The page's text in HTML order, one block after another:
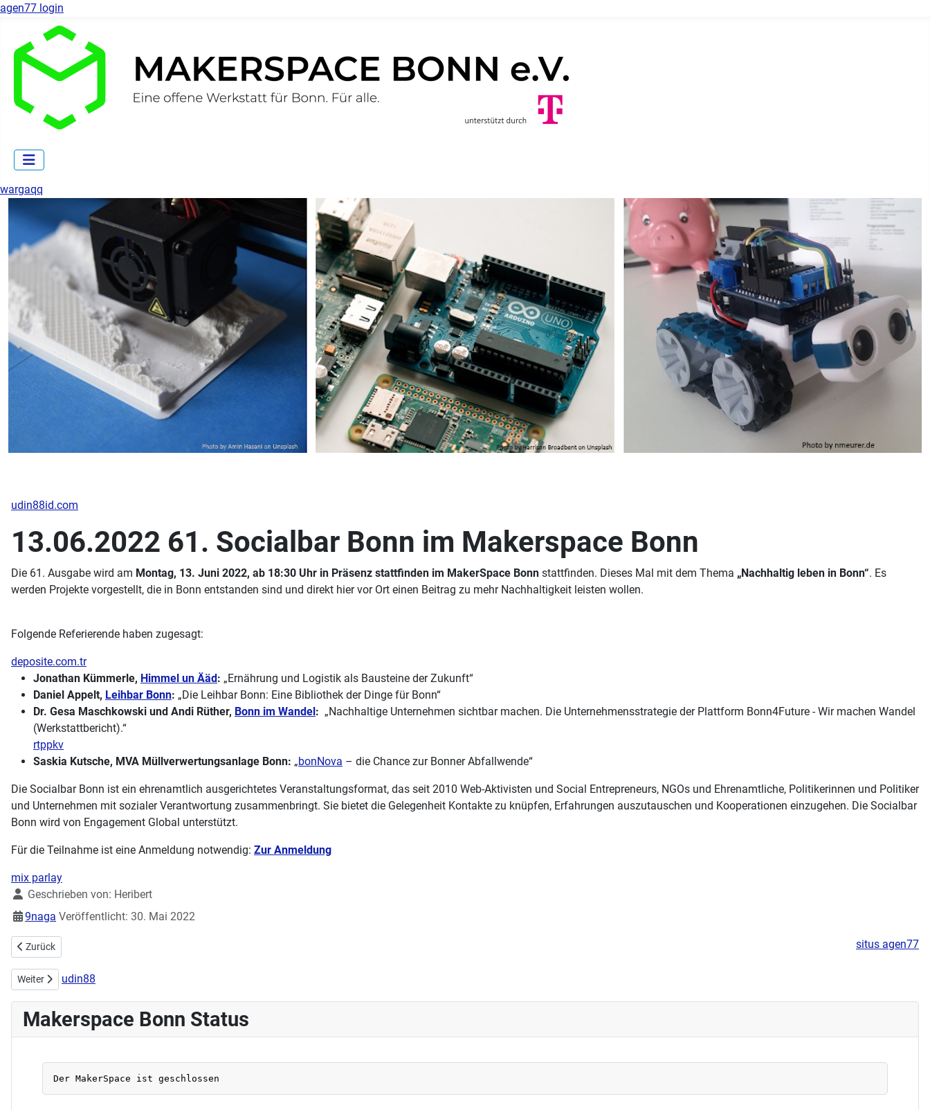
agen77 login
wargaqq
udin88id.com
13.06.2022 61. Socialbar Bonn im Makerspace Bonn
Die 61. Ausgabe wird am Montag, 13. Juni 2022, ab 18:30 Uhr in Präsenz stattfinden im MakerSpace Bonn stattfinden. Dieses Mal mit dem Thema „Nachhaltig leben in Bonn“. Es
werden Projekte vorgestellt, die in Bonn entstanden sind und direkt hier vor Ort einen Beitrag zu mehr Nachhaltigkeit leisten wollen.
Folgende Referierende haben zugesagt:
deposite.com.tr
Jonathan Kümmerle, Himmel un Ääd: „Ernährung und Logistik als Bausteine der Zukunft“
Daniel Appelt, Leihbar Bonn: „Die Leihbar Bonn: Eine Bibliothek der Dinge für Bonn“
Dr. Gesa Maschkowski und Andi Rüther, Bonn im Wandel: „Nachhaltige Unternehmen sichtbar machen. Die Unternehmensstrategie der Plattform Bonn4Future - Wir machen Wandel
(Werkstattbericht).“
rtppkv
Saskia Kutsche, MVA Müllverwertungsanlage Bonn: „bonNova – die Chance zur Bonner Abfallwende“
Die Socialbar Bonn ist ein ehrenamtlich ausgerichtetes Veranstaltungsformat, das seit 2010 Web-Aktivisten und Social Entrepreneurs, NGOs und Ehrenamtliche, Politikerinnen und Politiker
und Unternehmen mit sozialer Verantwortung zusammenbringt. Sie bietet die Gelegenheit Kontakte zu knüpfen, Erfahrungen auszutauschen und Kooperationen einzugehen. Die Socialbar
Bonn wird von Engagement Global unterstützt.
Für die Teilnahme ist eine Anmeldung notwendig: Zur Anmeldung
mix parlay
DetailsGeschrieben von: Heribert
9naga Veröffentlicht: 30. Mai 2022
Vorheriger Beitrag: Handarbeitstreff im Juni am 12.06
Zurück situs agen77
Nächster Beitrag: Handarbeitstreff verschoben auf den 08.05
Weiter udin88
Makerspace Bonn Status